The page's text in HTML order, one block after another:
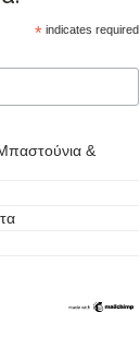
* indicates required
&